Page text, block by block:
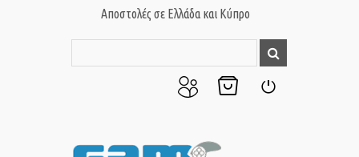
Αποστολές σε Ελλάδα και Κύπρο